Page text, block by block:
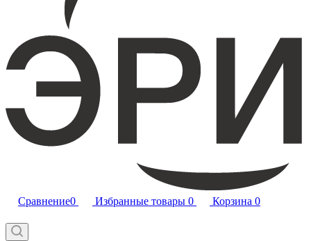
Сравнение0 Избранные товары 0 Корзина 0